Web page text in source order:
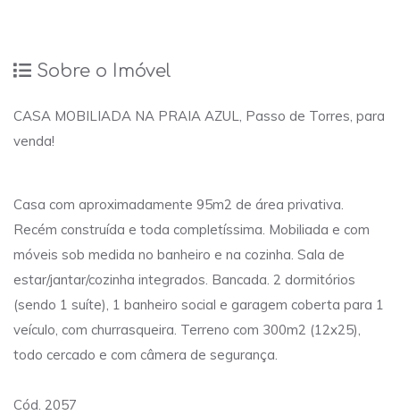
Sobre o Imóvel
CASA MOBILIADA NA PRAIA AZUL, Passo de Torres, para
venda!
Casa com aproximadamente 95m2 de área privativa.
Recém construída e toda completíssima. Mobiliada e com
móveis sob medida no banheiro e na cozinha. Sala de
estar/jantar/cozinha integrados. Bancada. 2 dormitórios
(sendo 1 suíte), 1 banheiro social e garagem coberta para 1
veículo, com churrasqueira. Terreno com 300m2 (12x25),
todo cercado e com câmera de segurança.
Cód. 2057